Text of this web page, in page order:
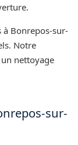
Bonrepos-sur-
Notre
nettoyage
sur-